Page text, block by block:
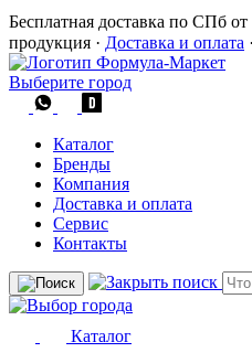
Бесплатная доставка по СПб
продукция · Доставка и оплата ·
Выберите город
Каталог
Бренды
Компания
Доставка и оплата
Сервис
Контакты
Каталог